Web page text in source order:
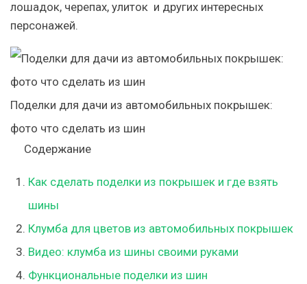
лошадок, черепах, улиток и других интересных
персонажей.
Поделки для дачи из автомобильных покрышек:
фото что сделать из шин
Содержание
Как сделать поделки из покрышек и где взять
шины
Клумба для цветов из автомобильных покрышек
Видео: клумба из шины своими руками
Функциональные поделки из шин